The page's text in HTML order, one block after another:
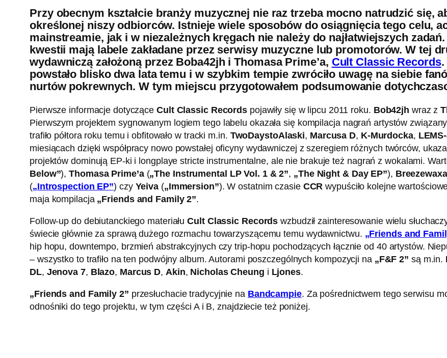
Przy obecnym kształcie branży muzycznej nie raz trzeba mocno natrudzić się,
określonej niszy odbiorców. Istnieje wiele sposobów do osiągnięcia tego celu,
mainstreamie, jak i w niezależnych kręgach nie należy do najłatwiejszych
kwestii mają labele zakładane przez serwisy muzyczne lub promotorów. W tej
wydawniczą założoną przez Boba42jh i Thomasa Prime’a, Cult Classic Records.
powstało blisko dwa lata temu i w szybkim tempie zwróciło uwagę na siebie
nurtów pokrewnych. W tym miejscu przygotowałem podsumowanie
Pierwsze informacje dotyczące Cult Classic Records pojawiły się w lipcu 2011 roku. Bob42jh wraz z
Pierwszym projektem sygnowanym logiem tego labelu okazała się kompilacja nagrań artystów
trafiło półtora roku temu i obfitowało w tracki m.in. TwoDaystoAlaski, Marcusa D, K-Murdocka,
miesiącach dzięki współpracy nowo powstałej oficyny wydawniczej z szeregiem różnych twórców,
projektów dominują EP-ki i longplaye stricte instrumentalne, ale nie brakuje też nagrań z wokalami.
Below”),Thomasa Prime’a(„The Instrumental LP Vol. 1 & 2”, „The Night & Day EP”), Breezewaxa
(„Introspection EP”) czy Yeiva („Immersion”). W ostatnim czasie CCR wypuściło kolejne
maja kompilacja „Friends and Family 2”.
Follow-up do debiutanckiego materiałuCult Classic Records wzbudził zainteresowanie wielu
świecie głównie za sprawą dużego rozmachu towarzyszącemu temu wydawnictwu. „Friends and
hip hopu, downtempo, brzmień abstrakcyjnych czy trip-hopu pochodzących łącznie od 40 artystów.
– wszystko to trafiło na ten podwójny album. Autorami poszczególnych kompozycji na „F&F 2” są m.in.
DL, Jenova 7, Blazo, Marcus D, Akin, Nicholas Cheung i Ljones.
„Friends and Family 2” przesłuchacie tradycyjnie na Bandcampie. Za pośrednictwem tego serwisu
odnośniki do tego projektu, w tym części A i B, znajdziecie też poniżej.